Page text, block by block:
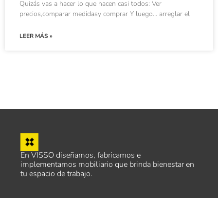
Quizás vas a hacer lo que hacen casi todos: Ver
precios,comparar medidasy comprar Y luego… arreglar el
LEER MÁS »
En VISSO diseñamos, fabricamos e
implementamos mobiliario que brinda bienestar en
tu espacio de trabajo.